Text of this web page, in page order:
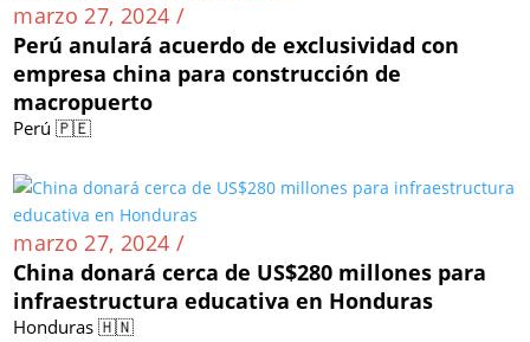
marzo 27, 2024 /
Perú anulará acuerdo de exclusividad con
empresa china para construcción de
macropuerto
Perú 🇵🇪
marzo 27, 2024 /
China donará cerca de US$280 millones para
infraestructura educativa en Honduras
Honduras 🇭🇳